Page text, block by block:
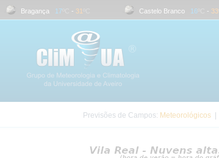
Bragança 17ºC 31ºC Castelo Branco 16ºC 33ºC
Previsões de Campos: Meteorológicos